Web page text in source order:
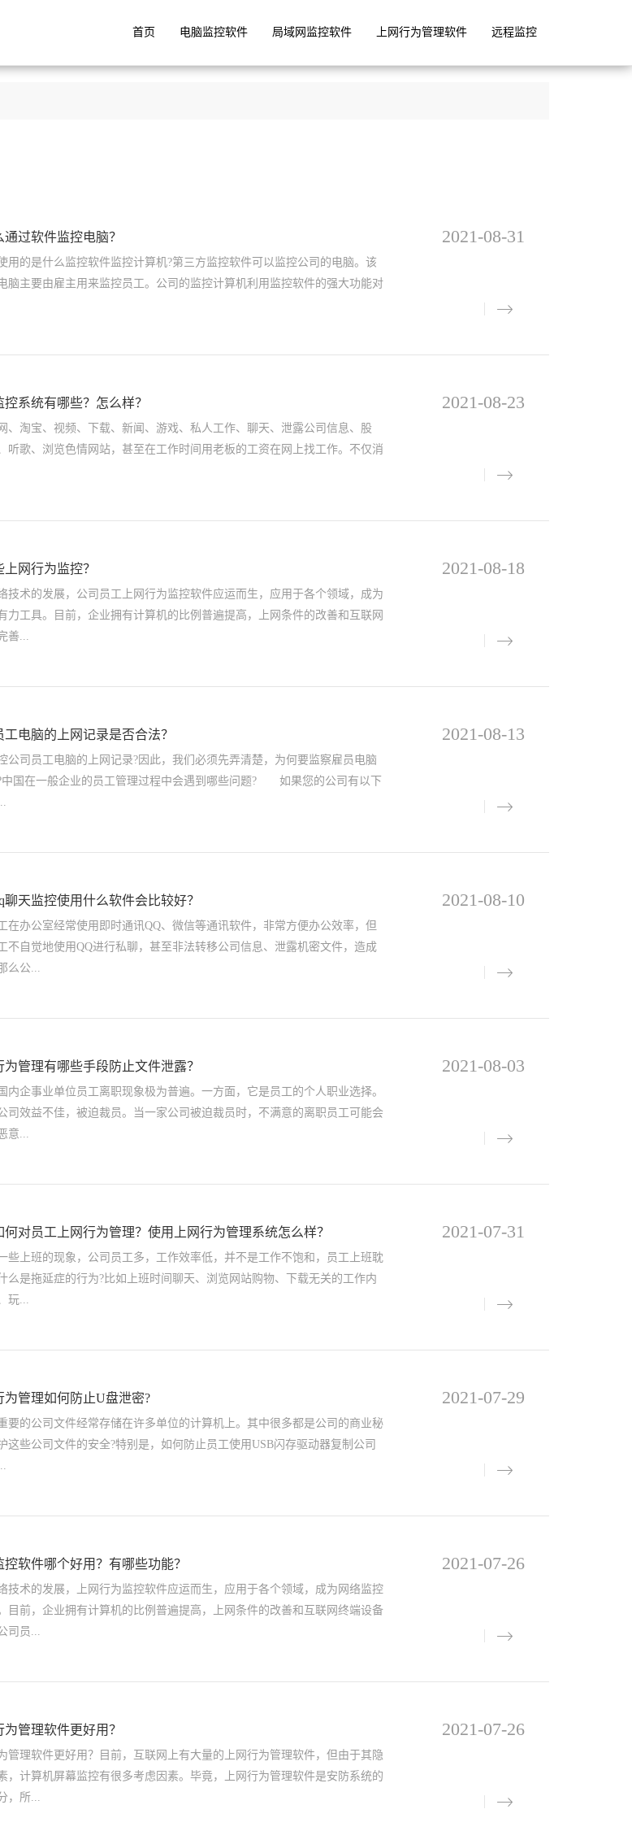
首页 电脑监控软件 局域网监控软件 上网行为管理软件 远程监控
2021-08-31
过软件监控电脑？
的是什么监控软件监控计算机?第三方监控软件可以监控公司的电脑。该
脑主要由雇主用来监控员工。公司的监控计算机利用监控软件的强大功能对
2021-08-23
控系统有哪些？怎么样？
淘宝、视频、下载、新闻、游戏、私人工作、聊天、泄露公司信息、股
听歌、浏览色情网站，甚至在工作时间用老板的工资在网上找工作。不仅消
2021-08-18
网行为监控？
术的发展，公司员工上网行为监控软件应运而生，应用于各个领域，成为
力工具。目前，企业拥有计算机的比例普遍提高，上网条件的改善和互联网
善...
2021-08-13
工电脑的上网记录是否合法？
司员工电脑的上网记录?因此，我们必须先弄清楚，为何要监察雇员电脑
中国在一般企业的员工管理过程中会遇到哪些问题? 如果您的公司有以下
2021-08-10
聊天监控使用什么软件会比较好？
办公室经常使用即时通讯QQ、微信等通讯软件，非常方便办公效率，但
不自觉地使用QQ进行私聊，甚至非法转移公司信息、泄露机密文件，造成
么公...
2021-08-03
为管理有哪些手段防止文件泄露？
企事业单位员工离职现象极为普遍。一方面，它是员工的个人职业选择。
司效益不佳，被迫裁员。当一家公司被迫裁员时，不满意的离职员工可能会
意...
2021-07-31
何对员工上网行为管理？使用上网行为管理系统怎么样？
上班的现象，公司员工多，工作效率低，并不是工作不饱和，员工上班耽
么是拖延症的行为?比如上班时间聊天、浏览网站购物、下载无关的工作内
玩...
2021-07-29
为管理如何防止U盘泄密?
的公司文件经常存储在许多单位的计算机上。其中很多都是公司的商业秘
这些公司文件的安全?特别是，如何防止员工使用USB闪存驱动器复制公司
2021-07-26
控软件哪个好用？有哪些功能？
术的发展，上网行为监控软件应运而生，应用于各个领域，成为网络监控
目前，企业拥有计算机的比例普遍提高，上网条件的改善和互联网终端设备
司员...
2021-07-26
为管理软件更好用？
管理软件更好用？目前，互联网上有大量的上网行为管理软件，但由于其隐
，计算机屏幕监控有很多考虑因素。毕竟，上网行为管理软件是安防系统的
，所...